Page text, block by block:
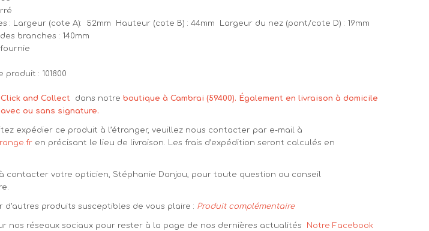
: Largeur (cote A): 52mm Hauteur (cote B) : 44mm Largeur du nez (pont/cote D) : 19mm
branches : 140mm
produit : 101800
Click and Collect dans notreboutique à Cambrai (59400). Également en livraison à domicile
ou sans signature.
expédier ce produit à l’étranger, veuillez nous contacter par e-mail à
en précisant le lieu de livraison. Les frais d’expédition seront calculés en
à contacter votre opticien, Stéphanie Danjou, pour toute question ou conseil
d’autres produits susceptibles de vous plaire : Produit complémentaire
nos réseaux sociaux pour rester à la page de nos dernières actualités
Notre Facebook